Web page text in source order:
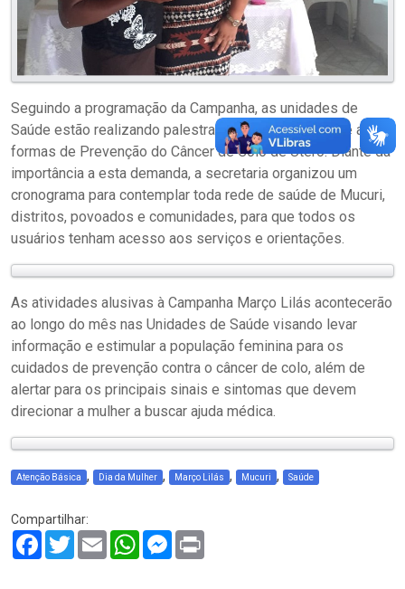
Seguindo a programação da Campanha, as unidades de
Saúde estão realizando palestras com a equipe sobre as
formas de Prevenção do Câncer de Colo de Útero. Diante da
importância a esta demanda, a secretaria organizou um
cronograma para contemplar toda rede de saúde de Mucuri,
distritos, povoados e comunidades, para que todos os
usuários tenham acesso aos serviços e orientações.
As atividades alusivas à Campanha Março Lilás acontecerão
ao longo do mês nas Unidades de Saúde visando levar
informação e estimular a população feminina para os
cuidados de prevenção contra o câncer de colo, além de
alertar para os principais sinais e sintomas que devem
direcionar a mulher a buscar ajuda médica.
Atenção Básica , Dia da Mulher , Março Lilás , Mucuri , Saúde
Compartilhar:
Facebook
TwitterEmail WhatsAppMessenger